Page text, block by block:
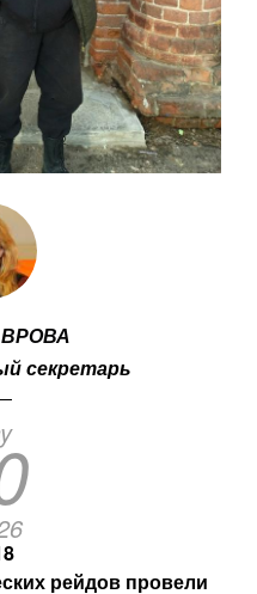
секретарь
рейдов провели